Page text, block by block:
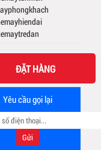
ĐẶT HÀNG
Yêu cầu gọi lại